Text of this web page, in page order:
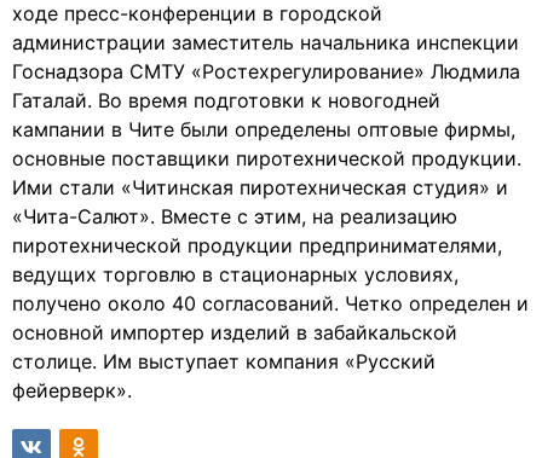
ходе пресс-конференции в городской
администрации заместитель начальника инспекции
Госнадзора СМТУ «Ростехрегулирование» Людмила
Гаталай. Во время подготовки к новогодней
кампании в Чите были определены оптовые фирмы,
основные поставщики пиротехнической продукции.
Ими стали «Читинская пиротехническая студия» и
«Чита-Салют». Вместе с этим, на реализацию
пиротехнической продукции предпринимателями,
ведущих торговлю в стационарных условиях,
получено около 40 согласований. Четко определен и
основной импортер изделий в забайкальской
столице. Им выступает компания «Русский
фейерверк».